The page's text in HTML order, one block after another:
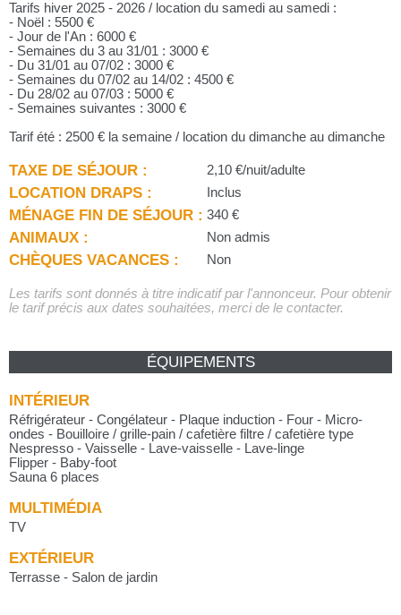
Tarifs hiver 2025 - 2026 / location du samedi au samedi :
- Noël : 5500 €
- Jour de l'An : 6000 €
- Semaines du 3 au 31/01 : 3000 €
- Du 31/01 au 07/02 : 3000 €
- Semaines du 07/02 au 14/02 : 4500 €
- Du 28/02 au 07/03 : 5000 €
- Semaines suivantes : 3000 €
Tarif été : 2500 € la semaine / location du dimanche au dimanche
TAXE DE SÉJOUR : 2,10 €/nuit/adulte
LOCATION DRAPS : Inclus
MÉNAGE FIN DE SÉJOUR : 340 €
ANIMAUX : Non admis
CHÈQUES VACANCES : Non
Les tarifs sont donnés à titre indicatif par l'annonceur. Pour obtenir
le tarif précis aux dates souhaitées, merci de le contacter.
ÉQUIPEMENTS
INTÉRIEUR
Réfrigérateur - Congélateur - Plaque induction - Four - Micro-
ondes - Bouilloire / grille-pain / cafetière filtre / cafetière type
Nespresso - Vaisselle - Lave-vaisselle - Lave-linge
Flipper - Baby-foot
Sauna 6 places
MULTIMÉDIA
TV
EXTÉRIEUR
Terrasse - Salon de jardin